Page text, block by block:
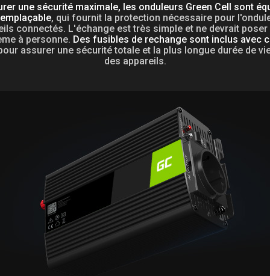
une sécurité maximale, les onduleurs Green Cell sont
, qui fournit la protection nécessaire pour
connectés. L'échange est très simple et ne devrait poser
à personne. Des fusibles de rechange sont inclus avec
assurer une sécurité totale et la plus longue durée de
des appareils.